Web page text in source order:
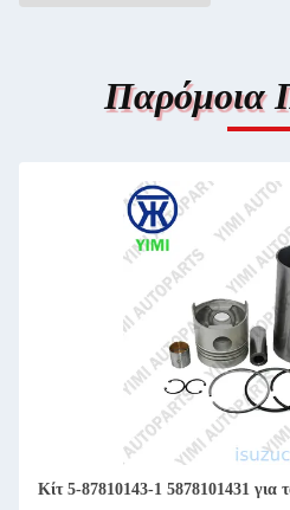
Παρόμοια
Κίτ 5-87810143-1 5878101431 για